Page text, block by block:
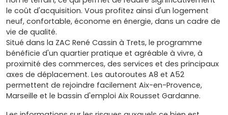
le coût d'acquisition. Vous profitez ainsi d'un logement
neuf, confortable, économe en énergie, dans un cadre de
vie de qualité.
Situé dans la ZAC René Cassin à Trets, le programme
bénéficie d'un quartier pratique et agréable à vivre, à
proximité des commerces, des services et des principaux
axes de déplacement. Les autoroutes A8 et A52
permettent de rejoindre facilement Aix-en-Provence,
Marseille et le bassin d'emploi Aix Rousset Gardanne.